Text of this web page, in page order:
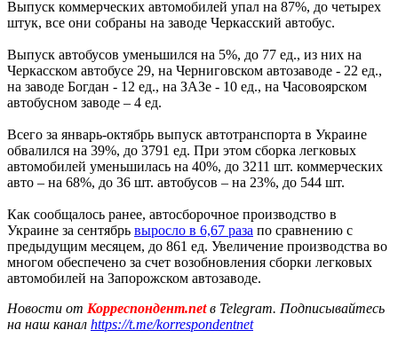
Выпуск коммерческих автомобилей упал на 87%, до четырех
штук, все они собраны на заводе Черкасский автобус.
Выпуск автобусов уменьшился на 5%, до 77 ед., из них на
Черкасском автобусе 29, на Черниговском автозаводе - 22 ед.,
на заводе Богдан - 12 ед., на ЗАЗе - 10 ед., на Часовоярском
автобусном заводе – 4 ед.
Всего за январь-октябрь выпуск автотранспорта в Украине
обвалился на 39%, до 3791 ед. При этом сборка легковых
автомобилей уменьшилась на 40%, до 3211 шт. коммерческих
авто – на 68%, до 36 шт. автобусов – на 23%, до 544 шт.
Как сообщалось ранее, автосборочное производство в
Украине за сентябрь выросло в 6,67 раза по сравнению с
предыдущим месяцем, до 861 ед. Увеличение производства во
многом обеспечено за счет возобновления сборки легковых
автомобилей на Запорожском автозаводе.
Новости от Корреспондент.netв Telegram. Подписывайтесь
на наш канал https://t.me/korrespondentnet